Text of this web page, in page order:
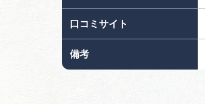
口コミサイト
備考